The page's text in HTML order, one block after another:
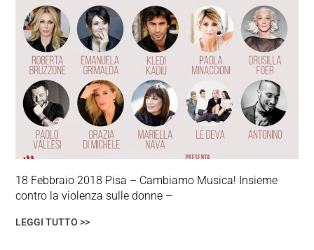
18 Febbraio 2018 Pisa – Cambiamo Musica! Insieme
contro la violenza sulle donne –
LEGGI TUTTO >>